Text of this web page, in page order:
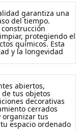
garantiza una
del tiempo.
protegiendo el
químicos. Esta
y la longevidad
abiertos,
tus objetos
decorativas
cerrados
organizar tus
espacio ordenado